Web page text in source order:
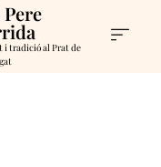
Pere
i tradició al Prat de